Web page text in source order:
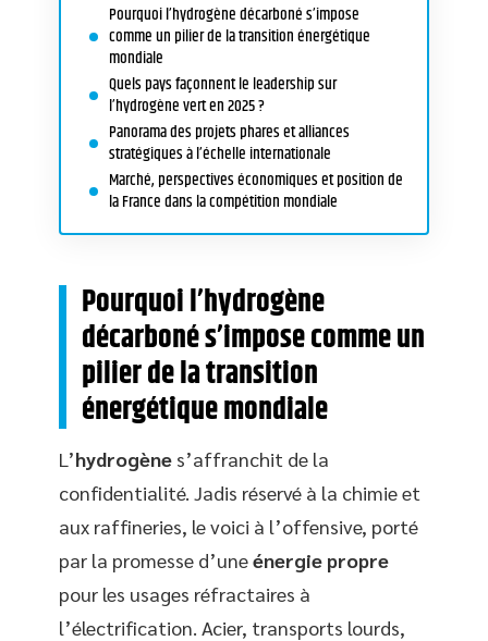
Pourquoi l’hydrogène décarboné s’impose
comme un pilier de la transition énergétique
mondiale
Quels pays façonnent le leadership sur
l’hydrogène vert en 2025 ?
Panorama des projets phares et alliances
stratégiques à l’échelle internationale
Marché, perspectives économiques et position de
la France dans la compétition mondiale
Pourquoi l’hydrogène
décarboné s’impose comme un
pilier de la transition
énergétique mondiale
L’hydrogène s’affranchit de la
confidentialité. Jadis réservé à la chimie et
aux raffineries, le voici à l’offensive, porté
par la promesse d’uneénergie propre
pour les usages réfractaires à
l’électrification. Acier, transports lourds,